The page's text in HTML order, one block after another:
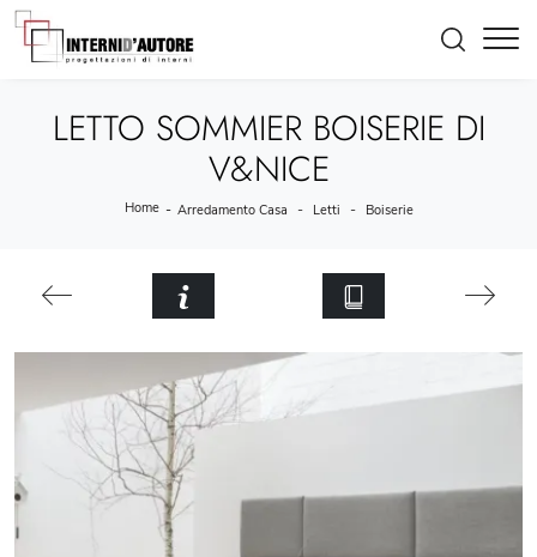
LETTO SOMMIER BOISERIE DI
V&NICE
Home - Arredamento Casa - Letti - Boiserie